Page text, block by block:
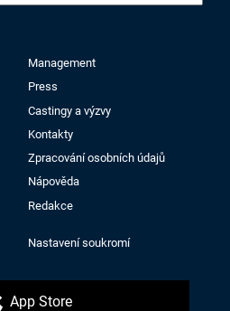
Management
Press
Castingy a výzvy
Kontakty
Zpracování osobních údajů
Nápověda
Redakce
Nastavení soukromí
App Store